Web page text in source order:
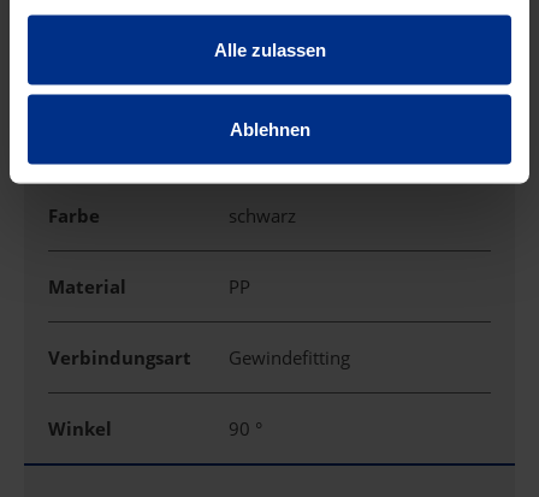
gesammelt haben.
Alle zulassen
Ablehnen
Farbe schwarz
Material PP
Verbindungsart Gewindefitting
Winkel 90 °